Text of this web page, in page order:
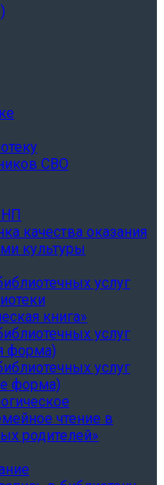
СВО
качества оказания
культуры
услуг
книга»
услуг
форма)
услуг
форма)
чтение в
родителей»